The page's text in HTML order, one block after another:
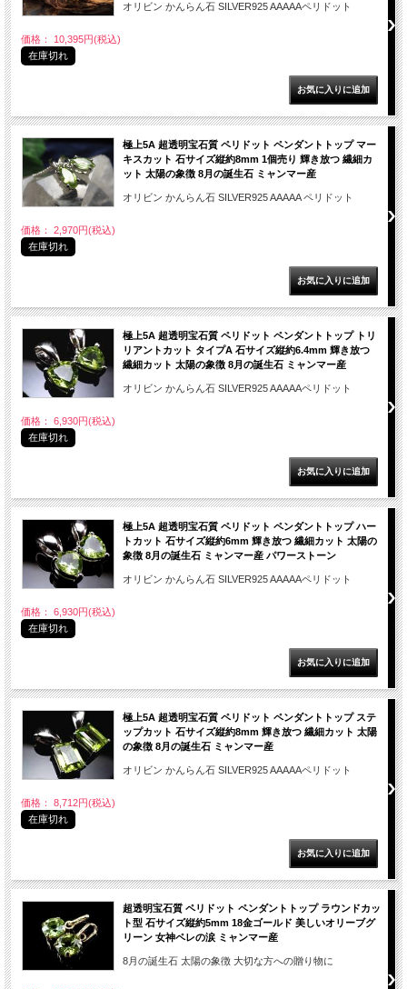
オリビン かんらん石 SILVER925 AAAAAペリドット
価格： 10,395円(税込)
在庫切れ
極上5A 超透明宝石質 ペリドット ペンダントトップ マー
キスカット 石サイズ縦約8mm 1個売り 輝き放つ 繊細カ
ット 太陽の象徴 8月の誕生石 ミャンマー産
オリビン かんらん石 SILVER925 AAAAA ペリドット
価格： 2,970円(税込)
在庫切れ
極上5A 超透明宝石質 ペリドット ペンダントトップ トリ
リアントカット タイプA 石サイズ縦約6.4mm 輝き放つ
繊細カット 太陽の象徴 8月の誕生石 ミャンマー産
オリビン かんらん石 SILVER925 AAAAAペリドット
価格： 6,930円(税込)
在庫切れ
極上5A 超透明宝石質 ペリドット ペンダントトップ ハー
トカット 石サイズ縦約6mm 輝き放つ 繊細カット 太陽の
象徴 8月の誕生石 ミャンマー産 パワーストーン
オリビン かんらん石 SILVER925 AAAAAペリドット
価格： 6,930円(税込)
在庫切れ
極上5A 超透明宝石質 ペリドット ペンダントトップ ステ
ップカット 石サイズ縦約8mm 輝き放つ 繊細カット 太陽
の象徴 8月の誕生石 ミャンマー産
オリビン かんらん石 SILVER925 AAAAAペリドット
価格： 8,712円(税込)
在庫切れ
超透明宝石質 ペリドット ペンダントトップ ラウンドカッ
ト型 石サイズ縦約5mm 18金ゴールド 美しいオリーブグ
リーン 女神ペレの涙 ミャンマー産
8月の誕生石 太陽の象徴 大切な方への贈り物に